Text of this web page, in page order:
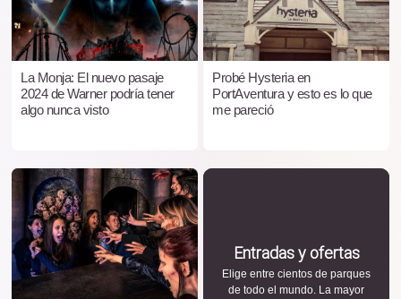
La Monja: El nuevo pasaje
2024 de Warner podría tener
algo nunca visto
Probé Hysteria en
PortAventura y esto es lo que
me pareció
Entradas y ofertas
Elige entre cientos de parques
de todo el mundo. La mayor